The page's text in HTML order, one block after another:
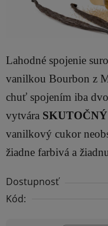
Lahodné spojenie
vanilkou Bourbon z
chuť spojením iba
vytvára
vanilkový cukor
žiadne farbivá a
Dostupnosť
Kód: